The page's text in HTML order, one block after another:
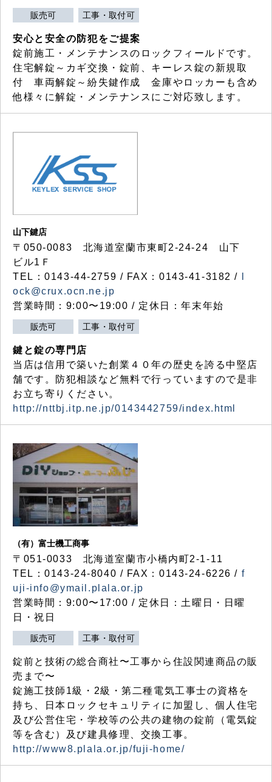
販売可 工事・取付可
安心と安全の防犯をご提案
錠前施工・メンテナンスのロックフィールドです。
住宅解錠～カギ交換・錠前、キーレス錠の新規取
付 車両解錠～紛失鍵作成 金庫やロッカーも含め
他様々に解錠・メンテナンスにご対応致します。
山下鍵店
〒050-0083 北海道室蘭市東町2-24-24 山下
ビル1Ｆ
TEL：0143-44-2759 / FAX：0143-41-3182 /
ock@crux.ocn.ne.jp
営業時間：9:00〜19:00 / 定休日：年末年始
販売可 工事・取付可
鍵と錠の専門店
当店は信用で築いた創業４０年の歴史を誇る中堅店
舗です。防犯相談など無料で行っていますので是非
お立ち寄りください。
http://nttbj.itp.ne.jp/0143442759/index.html
（有）富士機工商事
〒051-0033 北海道室蘭市小橋内町2-1-11
TEL：0143-24-8040 / FAX：0143-24-6226 / f
uji-info@ymail.plala.or.jp
営業時間：9:00〜17:00 / 定休日：土曜日・日曜
日・祝日
販売可 工事・取付可
錠前と技術の総合商社〜工事から住設関連商品の販
売まで〜
錠施工技師1級・2級・第二種電気工事士の資格を
持ち、日本ロックセキュリティに加盟し、個人住宅
及び公営住宅・学校等の公共の建物の錠前（電気錠
等を含む）及び建具修理、交換工事。
http://www8.plala.or.jp/fuji-home/